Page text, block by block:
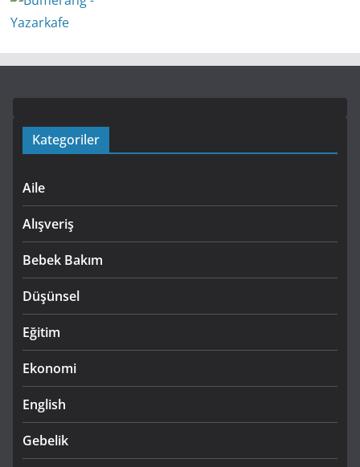
Kategoriler
Aile
Alışveriş
Bebek Bakım
Düşünsel
Eğitim
Ekonomi
English
Gebelik